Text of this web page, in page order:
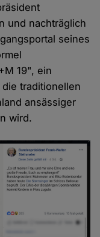
und nachträglich
seines
19", ein
die traditionellen
ansässiger
wird.